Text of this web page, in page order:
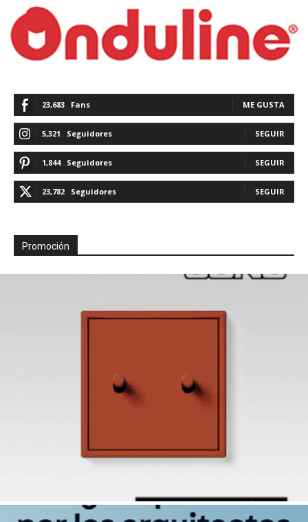
23,683 Fans ME GUSTA
5,321 Seguidores SEGUIR
1,844 Seguidores SEGUIR
23,782 Seguidores SEGUIR
Promoción